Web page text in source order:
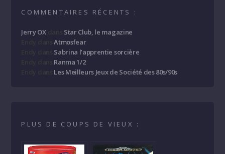
COMMENTAIRES RÉCENTS :
Jerry OXdans Star Club, le magazine
dansAtmosfear
Sabrina l’apprentie sorcière
Ranma 1/2
Les Meilleurs Jeux de Société des 80s/90s
PLUS DE COUPS DE VIEUX :